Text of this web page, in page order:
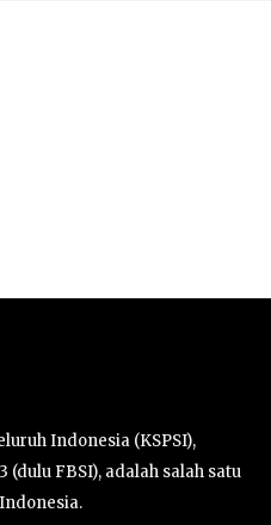
Indonesia (KSPSI),
(dulu FBSI), adalah salah satu